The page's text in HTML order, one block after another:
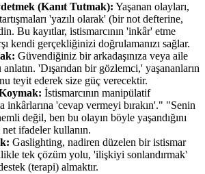
(Kanıt Tutmak): Yaşanan olayları,
'yazılı olarak' (bir not defterine,
Bu kayıtlar, istismarcının 'inkâr' etme
kendi gerçekliğinizi doğrulamanızı sağlar.
Güvendiğiniz bir arkadaşınıza veya aile
'Dışarıdan bir gözlemci,' yaşananların
teyit ederek size güç verecektir.
İstismarcının manipülatif
inkârlarına 'cevap vermeyi bırakın'." "Senin
değil, ben bu olayın böyle yaşandığını
ifadeler kullanın.
Gaslighting, nadiren düzelen bir istismar
tek çözüm yolu, 'ilişkiyi sonlandırmak'
(terapi) almaktır.